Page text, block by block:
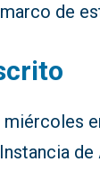
de
de